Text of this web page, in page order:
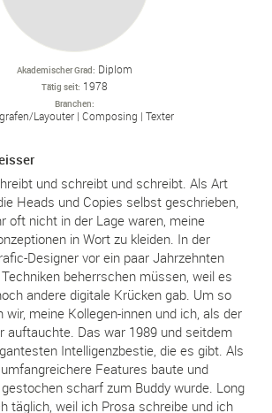
Akademischer Grad Diplom
Tätig seit 1978
Branchen
Layouter Composing Texter
und schreibt und schreibt. Als Art
Heads und Copies selbst geschrieben,
oft nicht in der Lage waren, meine
in Wort zu kleiden. In der
Designer vor ein paar Jahrzehnten
beherrschen müssen, weil es
andere digitale Krücken gab. Um so
meine Kollegen-innen und ich, als der
auftauchte. Das war 1989 und seitdem
Intelligenzbestie, die es gibt. Als
Features baute und
scharf zum Buddy wurde. Long
täglich, weil ich Prosa schreibe und ich